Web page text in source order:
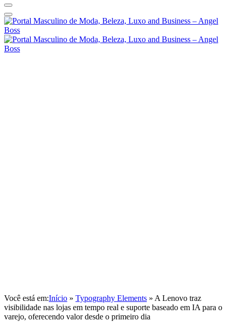
Você está em:Início » Typography Elements » A Lenovo traz
visibilidade nas lojas em tempo real e suporte baseado em IA para o
varejo, oferecendo valor desde o primeiro dia